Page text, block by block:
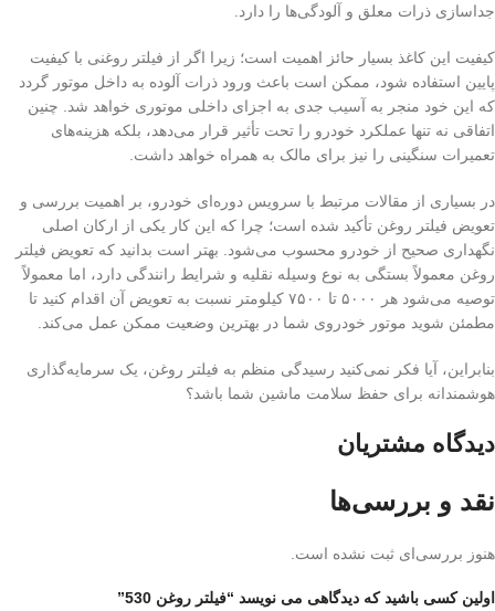
جداسازی ذرات معلق و آلودگی‌ها را دارد.
کیفیت این کاغذ بسیار حائز اهمیت است؛ زیرا اگر از فیلتر روغنی با کیفیت
پایین استفاده شود، ممکن است باعث ورود ذرات آلوده به داخل موتور گردد
که این خود منجر به آسیب جدی به اجزای داخلی موتوری خواهد شد. چنین
اتفاقی نه تنها عملکرد خودرو را تحت تأثیر قرار می‌دهد، بلکه هزینه‌های
تعمیرات سنگینی را نیز برای مالک به همراه خواهد داشت.
در بسیاری از مقالات مرتبط با سرویس دوره‌ای خودرو، بر اهمیت بررسی و
تعویض فیلتر روغن تأکید شده است؛ چرا که این کار یکی از ارکان اصلی
نگهداری صحیح از خودرو محسوب می‌شود. بهتر است بدانید که تعویض فیلتر
روغن معمولاً بستگی به نوع وسیله نقلیه و شرایط رانندگی دارد، اما معمولاً
توصیه می‌شود هر ۵۰۰۰ تا ۷۵۰۰ کیلومتر نسبت به تعویض آن اقدام کنید تا
مطمئن شوید موتور خودروی شما در بهترین وضعیت ممکن عمل می‌کند.
بنابراین، آیا فکر نمی‌کنید رسیدگی منظم به فیلتر روغن، یک سرمایه‌گذاری
هوشمندانه برای حفظ سلامت ماشین شما باشد؟
دیدگاه مشتریان
نقد و بررسی‌ها
هنوز بررسی‌ای ثبت نشده است.
اولین کسی باشید که دیدگاهی می نویسد “فیلتر روغن 530”